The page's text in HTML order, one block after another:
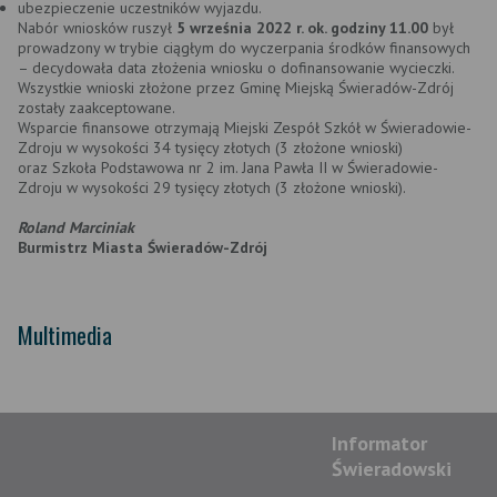
ubezpieczenie uczestników wyjazdu.
Nabór wniosków ruszył 5 września 2022 r. ok. godziny 11.00 był
prowadzony w trybie ciągłym do wyczerpania środków finansowych
– decydowała data złożenia wniosku o dofinansowanie wycieczki.
Wszystkie wnioski złożone przez Gminę Miejską Świeradów-Zdrój
zostały zaakceptowane.
Wsparcie finansowe otrzymają Miejski Zespół Szkół w Świeradowie-
Zdroju w wysokości 34 tysięcy złotych (3 złożone wnioski)
oraz Szkoła Podstawowa nr 2 im. Jana Pawła II w Świeradowie-
Zdroju w wysokości 29 tysięcy złotych (3 złożone wnioski).
Roland Marciniak
Burmistrz Miasta Świeradów-Zdrój
Multimedia
Informator
Świeradowski